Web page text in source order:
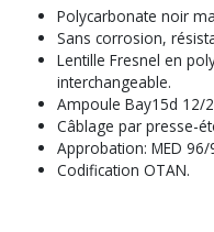
Polycarbonate noir
Sans corrosion,
Lentille Fresnel en
interchangeable.
Ampoule Bay15d 12/
Câblage par presse-
Approbation: MED
Codification OTAN.